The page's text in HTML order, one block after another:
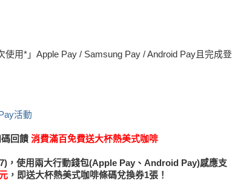
使用*」Apple Pay / Samsung Pay / Android Pay且完成登
活動
回饋 消費滿百免費送大杯熱美式咖啡
， 使用兩大行動錢包(Apple Pay、Android Pay)感應支
， 即送大杯熱美式咖啡條碼兌換券1張！